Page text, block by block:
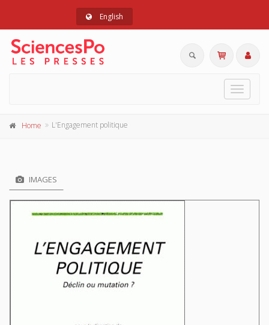
English
Toggle
Home L'Engagement politique
IMAGES